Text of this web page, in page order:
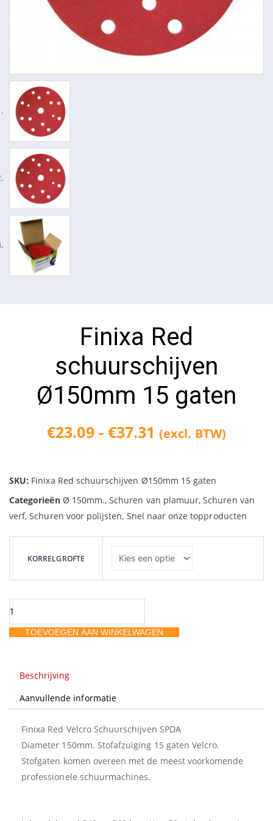
Finixa Red
schuurschijven
Ø150mm 15 gaten
€23.09 - €37.31 Prijsklasse:
tot
€37.31
(excl. BTW)
SKU: Finixa Red schuurschijven Ø150mm 15 gaten
Categorieën Ø 150mm.,Schuren van plamuur,Schuren van
verf,Schuren voor polijsten, Snel naar onze topproducten
KORRELGROFTE
15
gaten
aantal
TOEVOEGEN AAN WINKELWAGEN
Beschrijving
Aanvullende informatie
Finixa Red Velcro Schuurschijven SPDA
Diameter 150mm. Stofafzuiging 15 gaten Velcro.
Stofgaten komen overeen met de meest voorkomende
professionele schuurmachines.